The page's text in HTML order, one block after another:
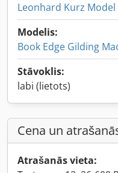
Leonhard Kurz Model
Modelis:
Book Edge Gilding
Stāvoklis:
labi (lietots)
Cena un
Atrašanās vieta: